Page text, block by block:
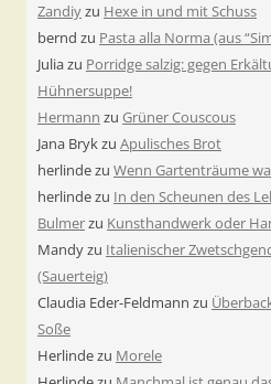
Zandiyzu Hexe in und mit Schuss
bernd zu Pasta alla Norma (aus
Juliazu Porridge salzig: gegen
Hühnersuppe!
Hermann zu Grüner Couscous
Jana Brykzu Apulisches Brot
herlindezu Wenn Gartenträume
herlindezu In den Scheunen des
Bulmerzu Kunsthandwerk oder
Mandyzu Italienischer
(Sauerteig)
Claudia Eder-Feldmann zu
Soße
Herlindezu Morele